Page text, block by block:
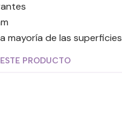
mayoría de las superficies
PRODUCTO